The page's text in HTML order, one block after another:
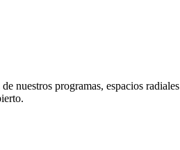
nuestros programas, espacios